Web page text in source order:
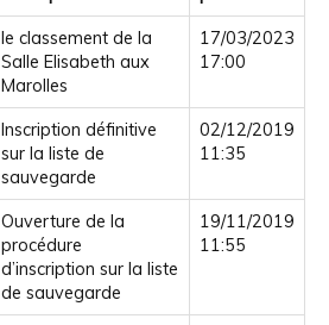
le classement de la
Salle Elisabeth aux
Marolles
17/03/2023
17:00
Inscription définitive
sur la liste de
sauvegarde
02/12/2019
11:35
Ouverture de la
procédure
d’inscription sur la liste
de sauvegarde
19/11/2019
11:55